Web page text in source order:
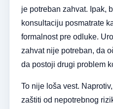
je potreban zahvat. Ipak,
konsultaciju posmatrate
formalnost pre odluke.
zahvat nije potreban, da
da postoji drugi problem
To nije loša vest.
zaštiti od nepotrebnog